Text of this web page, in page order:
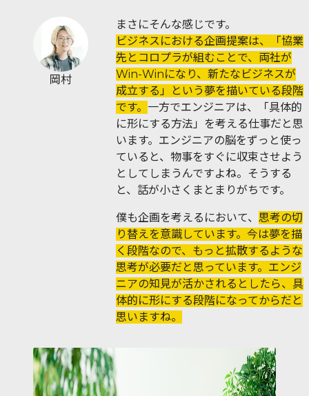
岡村
まさにそんな感じです。
ビジネスにおける企画提案は、「協業
先とコロプラが組むことで、両社が
Win-Winになり、新たなビジネスが
成立する」という夢を描いている段階
です。 一方でエンジニアは、「具体的
に形にする方法」を考える仕事だと思
います。エンジニアの脳をずっと使っ
ていると、物事をすぐに収束させよう
としてしまうんですよね。そうする
と、話が小さくまとまりがちです。
僕も企画を考えるにおいて、 思考の切
り替えを意識しています。今は夢を描
く段階なので、もっと拡散するような
思考が必要だと思っています。エンジ
ニアの知見が活かされるとしたら、具
体的に形にする段階になってからだと
思いますね。